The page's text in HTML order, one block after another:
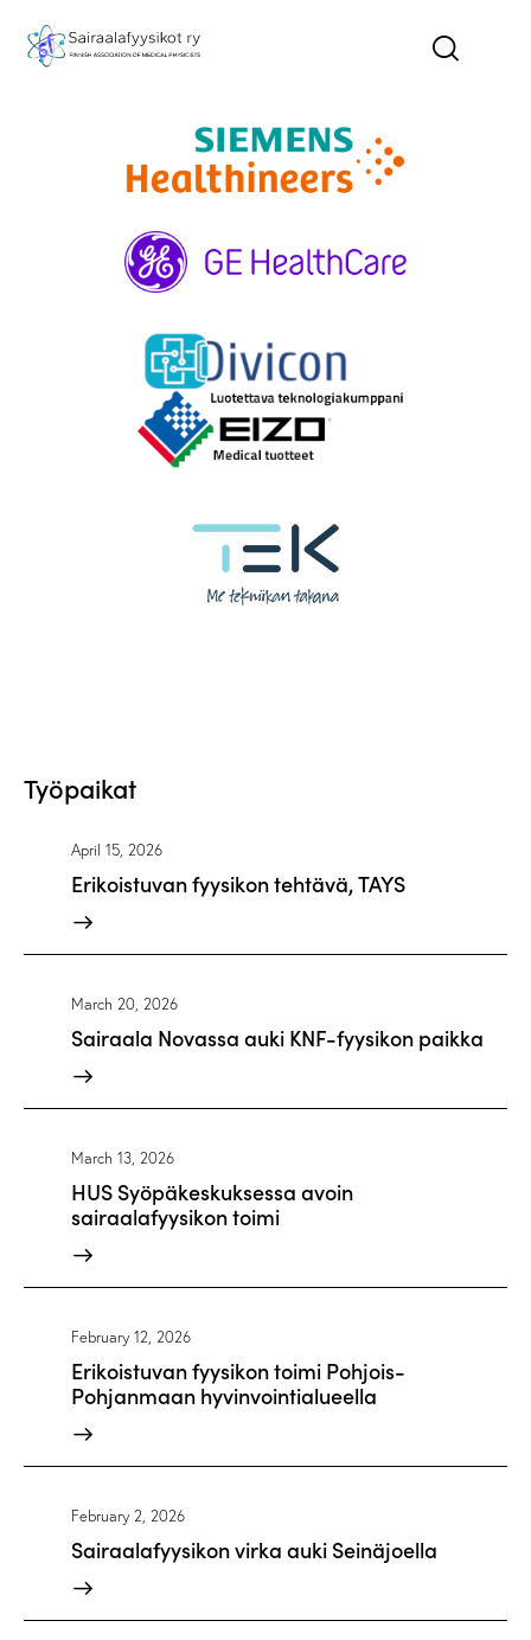
Työpaikat
April 15, 2026
Erikoistuvan fyysikon tehtävä, TAYS
March 20, 2026
Sairaala Novassa auki KNF-fyysikon paikka
March 13, 2026
HUS Syöpäkeskuksessa avoin
sairaalafyysikon toimi
February 12, 2026
Erikoistuvan fyysikon toimi Pohjois-
Pohjanmaan hyvinvointialueella
February 2, 2026
Sairaalafyysikon virka auki Seinäjoella